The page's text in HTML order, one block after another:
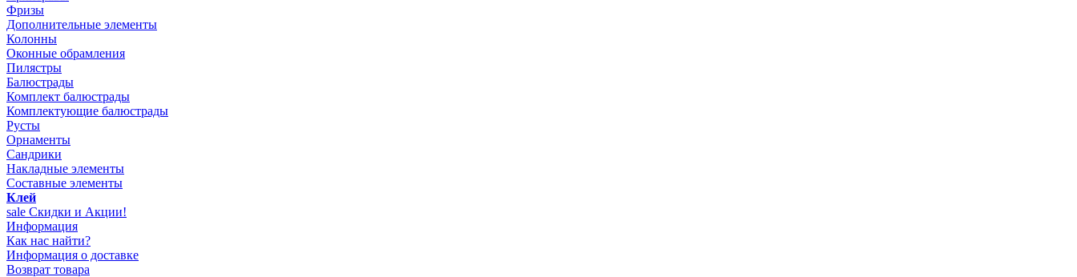
Фризы
Дополнительные элементы
Колонны
Оконные обрамления
Пилястры
Балюстрады
Комплект балюстрады
Комплектующие балюстрады
Русты
Орнаменты
Сандрики
Накладные элементы
Составные элементы
Клей
sale Скидки и Акции!
Информация
Как нас найти?
Информация о доставке
Возврат товара